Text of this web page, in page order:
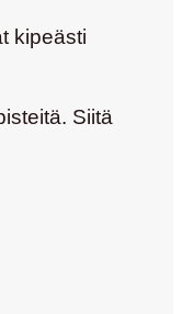
kipeästi
Siitä